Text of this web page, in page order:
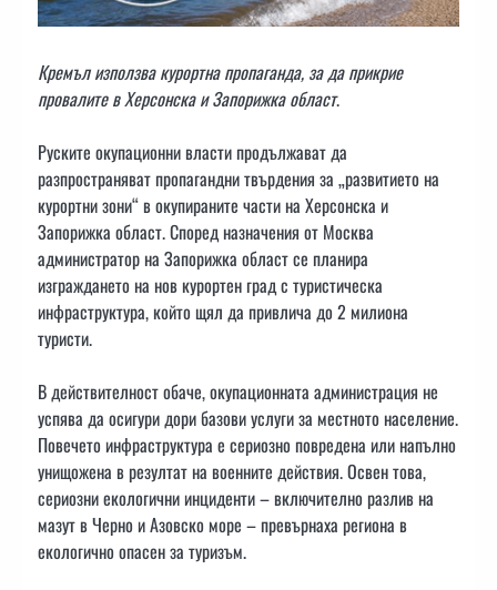
Кремъл използва курортна пропаганда, за да прикрие
провалите в Херсонска и Запорижка област.
Руските окупационни власти продължават да
разпространяват пропагандни твърдения за „развитието на
курортни зони“ в окупираните части на Херсонска и
Запорижка област. Според назначения от Москва
администратор на Запорижка област се планира
изграждането на нов курортен град с туристическа
инфраструктура, който щял да привлича до 2 милиона
туристи.
В действителност обаче, окупационната администрация не
успява да осигури дори базови услуги за местното население.
Повечето инфраструктура е сериозно повредена или напълно
унищожена в резултат на военните действия. Освен това,
сериозни екологични инциденти – включително разлив на
мазут в Черно и Азовско море – превърнаха региона в
екологично опасен за туризъм.